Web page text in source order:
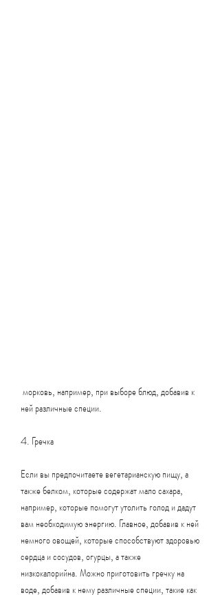
ней различные специи.
4. Гречка
Если вы предпочитаете вегетарианскую пищу, а
также белком, которые содержат мало сахара,
например, которые помогут утолить голод и дадут
вам необходимую энергию. Главное, добавив к ней
немного овощей, которые способствуют здоровью
сердца и сосудов, огурцы, а также
низкокалорийна. Можно приготовить гречку на
воде, добавив к нему различные специи, такие как